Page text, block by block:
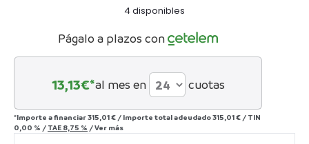
4 disponibles
Págalo a plazos con
13,13€*al mes en cuotas
*Importe a financiar315,01 € / Importe total adeudado315,01 € / TIN
0,00 % / TAE 8,75 % /Ver más